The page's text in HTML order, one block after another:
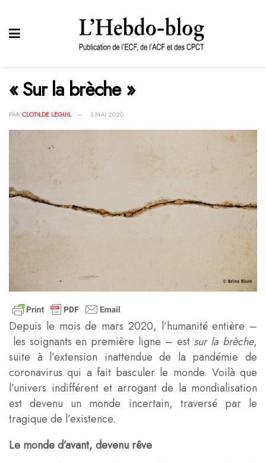
« Sur la brèche »
PAR CLOTILDE LEGUIL 3 MAI 2020
Depuis le mois de mars 2020, l’humanité entière –
les soignants en première ligne – est sur la brèche,
suite à l’extension inattendue de la pandémie de
coronavirus qui a fait basculer le monde. Voilà que
l’univers indifférent et arrogant de la mondialisation
est devenu un monde incertain, traversé par le
tragique de l’existence.
Le monde d’avant, devenu rêve